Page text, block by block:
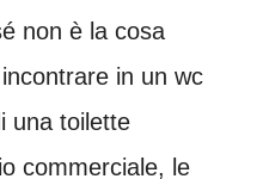
non è la cosa
in un wc
una toilette
commerciale, le